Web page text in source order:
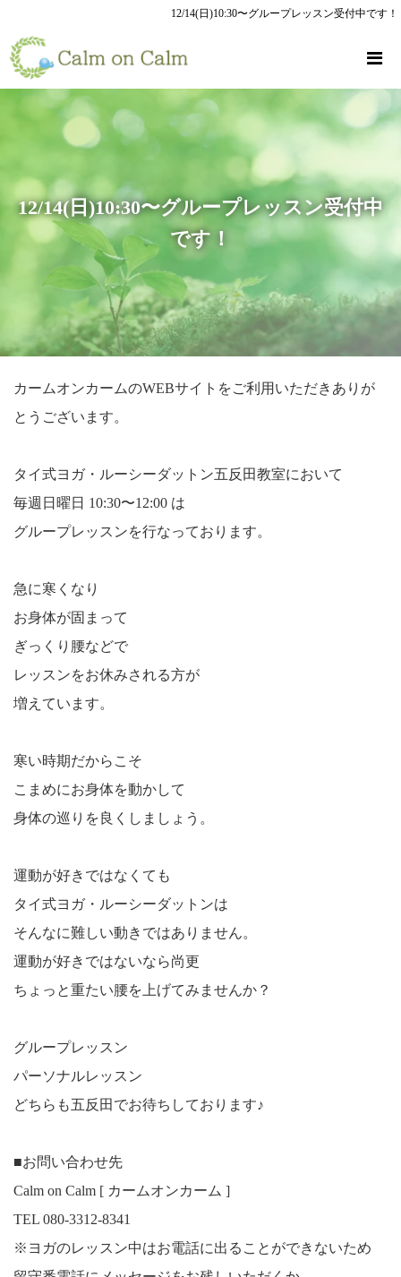
12/14(日)10:30〜グループレッスン受付中です！
12/14(日)10:30〜グループレッスン受付中
です！
カームオンカームのWEBサイトをご利用いただきありが
とうございます。
タイ式ヨガ・ルーシーダットン五反田教室において
毎週日曜日 10:30〜12:00 は
グループレッスンを行なっております。
急に寒くなり
お身体が固まって
ぎっくり腰などで
レッスンをお休みされる方が
増えています。
寒い時期だからこそ
こまめにお身体を動かして
身体の巡りを良くしましょう。
運動が好きではなくても
タイ式ヨガ・ルーシーダットンは
そんなに難しい動きではありません。
運動が好きではないなら尚更
ちょっと重たい腰を上げてみませんか？
グループレッスン
パーソナルレッスン
どちらも五反田でお待ちしております♪
■お問い合わせ先
Calm on Calm [ カームオンカーム ]
TEL 080-3312-8341
※ヨガのレッスン中はお電話に出ることができないため